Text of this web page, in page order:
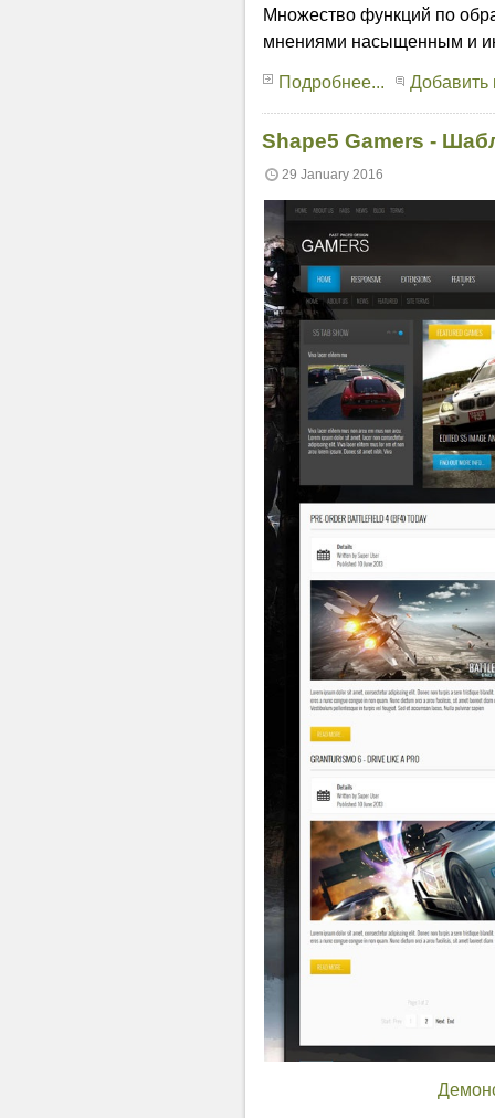
Множество функций по
мнениями насыщенным и
Подробнее... Добавить
Shape5 Gamers -
29 January 2016